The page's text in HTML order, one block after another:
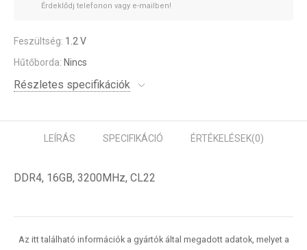
Érdeklődj telefonon vagy e-mailben!
Feszültség: 1.2 V
Hűtőborda: Nincs
Részletes specifikációk
LEÍRÁS SPECIFIKÁCIÓ ÉRTÉKELÉSEK(0)
DDR4, 16GB, 3200MHz, CL22
Az itt található információk a gyártók által megadott adatok, melyet a